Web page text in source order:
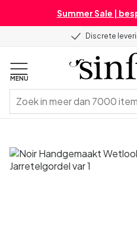
Summer Sale |
Discrete
MENU